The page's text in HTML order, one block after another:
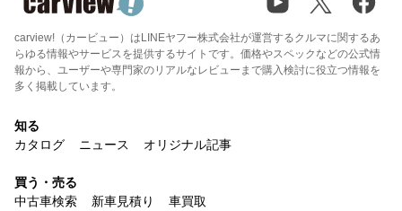
carview!（カービュー）はLINEヤフー株式会社が運営するクルマに関するあ
らゆる情報やサービスを提供するサイトです。価格やスペックなどの公式情
報から、ユーザーや専門家のリアルなレビューまで購入検討に役立つ情報を
多く掲載しています。
知る
カタログ
ニュース オリジナル記事
買う・売る
中古車検索
新車見積り 車買取